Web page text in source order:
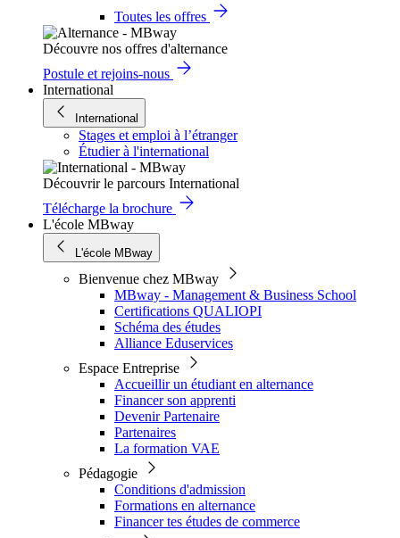
Toutes les offres
Découvre nos offres d'alternance
Postule et rejoins-nous
International
International
Stages et emploi à l’étranger
Étudier à l'international
Découvrir le parcours International
Télécharge la brochure
L'école MBway
L'école MBway
Bienvenue chez MBway
MBway - Management & Business School
Certifications QUALIOPI
Schéma des études
Alliance Eduservices
Espace Entreprise
Accueillir un étudiant en alternance
Financer son apprenti
Devenir Partenaire
Partenaires
La formation VAE
Pédagogie
Conditions d'admission
Formations en alternance
Financer tes études de commerce